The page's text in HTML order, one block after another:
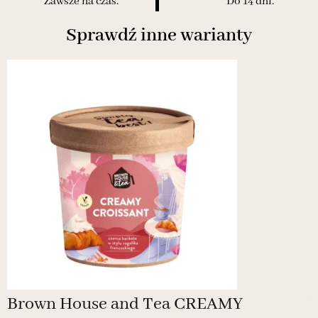
Sprawdź inne warianty
Brown House and Tea CREAMY